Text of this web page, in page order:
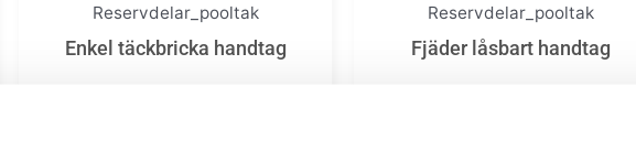
Reservdelar_pooltak
Enkel täckbricka handtag
Reservdelar_pooltak
Fjäder låsbart handtag